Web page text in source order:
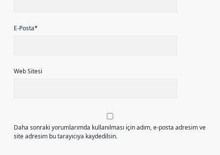
E-Posta*
Web Sitesi
Daha sonraki yorumlarımda kullanılması için adım, e-posta adresim ve
site adresim bu tarayıcıya kaydedilsin.